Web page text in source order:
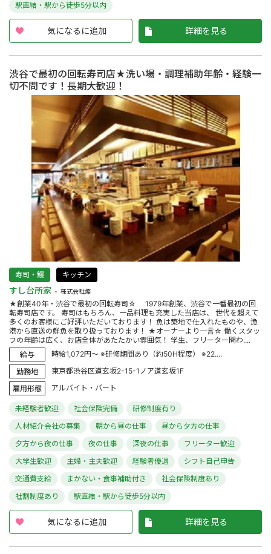
駅直結・駅から徒歩5分以内
気になるに追加 詳細を見る
渋谷で最初の回転寿司店★洗い場・調理補助年齢・経験一
切不問です！長期大歓迎！
寿司・鰻 キッチン
すし台所家 株式会社燦
★創業40年・渋谷で最初の回転寿司☆ 1979年創業、渋谷で一番最初の回
転寿司店です。 寿司はもちろん、一品料理も充実した当店は、 世代を超えて
多くのお客様にご好評いただいております！ 魚は築地で仕入れたものや、漁
港から直送の鮮魚を取り扱っております！ ★オーナーより一言☆ 働くスタッ
フの年齢は広く、お店全体があたたかい雰囲気！ 学生、フリーター問わ....
給与
時給1,072円～ ※研修期間あり（約50H程度） ※22....
勤務地
東京都渋谷区道玄坂2-15-1ノア道玄坂1F
雇用形態
アルバイト・パート
未経験者歓迎 社会保険完備
研修制度有り
人材紹介会社の募集
朝から昼の仕事
昼から夕方の仕事
夕方から夜の仕事
夜の仕事 深夜の仕事
フリーター歓迎
大学生歓迎
主婦・主夫歓迎 経験者優遇
シフト自己申告
交通費支給
まかない・食事補助付き
社会保険制度あり
社割制度あり
駅直結・駅から徒歩5分以内
気になるに追加 詳細を見る